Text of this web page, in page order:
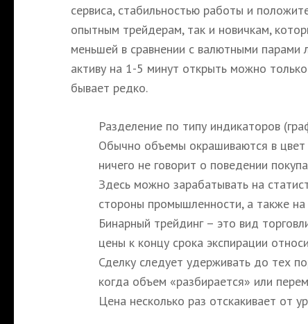
сервиса, стабильностью работы и
опытным трейдерам, так и новичкам,
меньшей в сравнении с валютными
активу на 1-5 минут открыть можно
бывает редко.
Разделение по типу индикаторов
Обычно объемы окрашиваются в
ничего не говорит о поведении
Здесь можно зарабатывать на
стороны промышленности, а также
Бинарный трейдинг – это вид
цены к концу срока экспирации
Сделку следует удерживать до тех
когда объем «разбирается» или
Цена несколько раз отскакивает от